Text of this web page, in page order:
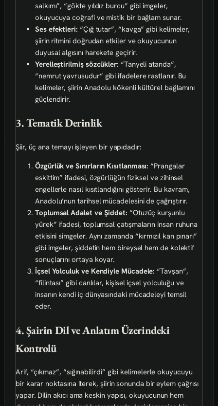
salkımı”, “gökte yıldız burcu” gibi imgeler,
okuyucuya coğrafi ve mistik bir bağlam sunar.
Ses efektleri: “Çığ tutar”, “kavga” gibi kelimeler,
şiirin ritmini doğrudan etkiler ve okuyucunun
duyusal algısını harekete geçirir.
Yerelleştirilmiş sözcükler: “Tanyeli atanda”,
“nemrut yavrusudur” gibi ifadelere rastlanır. Bu
kelimeler, şiirin Anadolu kökenli kültürel bağlamını
güçlendirir.
3. Tematik Derinlik
Şiir, üç ana temayı işleyen bir yapıdadır:
Özgürlük ve Sınırların Kısıtlanması: “Prangalar
eskittim” ifadesi, özgürlüğün fiziksel ve zihinsel
engellerle nasıl kısıtlandığını gösterir. Bu kavram,
Anadolu’nun tarihsel mücadelesini de çağrıştırır.
Toplumsal Adalet ve Şiddet: “Otuzüç kurşunlu
yürek” ifadesi, toplumsal çatışmaların insan ruhuna
etkisini simgeler. Aynı zamanda “kırmızıl kan pınarı”
gibi imgeler, şiddetin hem bireysel hem de kolektif
sonuçlarını ortaya koyar.
İçsel Yolculuk ve Kendiyle Mücadele: “Tavşan”,
“filintası” gibi canlılar, kişisel içsel yolculuğu ve
insanın kendi iç dünyasındaki mücadeleyi temsil
eder.
4. Şairin Dil ve Anlatım Üzerindeki
Kontrolü
Arif, “çıkmaz”, “sığınabilirdi” gibi kelimelerle okuyucuyu
bir karar noktasına iterek, şiirin sonunda bir eylem çağrısı
yapar. Dilin akıcı ama keskin yapısı, okuyucunun hem